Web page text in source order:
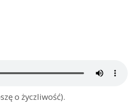
o życzliwość).